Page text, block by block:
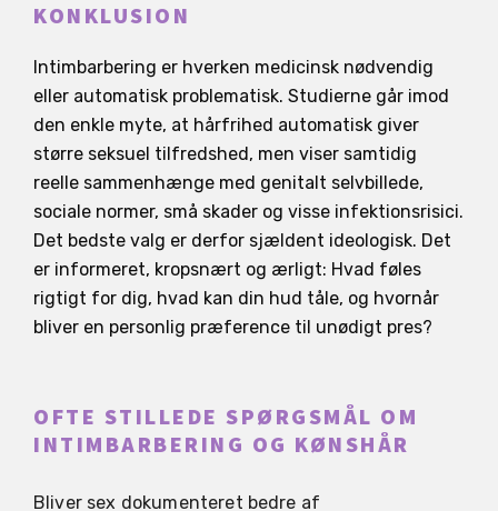
KONKLUSION
Intimbarbering er hverken medicinsk nødvendig
eller automatisk problematisk. Studierne går imod
den enkle myte, at hårfrihed automatisk giver
større seksuel tilfredshed, men viser samtidig
reelle sammenhænge med genitalt selvbillede,
sociale normer, små skader og visse infektionsrisici.
Det bedste valg er derfor sjældent ideologisk. Det
er informeret, kropsnært og ærligt: Hvad føles
rigtigt for dig, hvad kan din hud tåle, og hvornår
bliver en personlig præference til unødigt pres?
OFTE STILLEDE SPØRGSMÅL OM
INTIMBARBERING OG KØNSHÅR
Bliver sex dokumenteret bedre af